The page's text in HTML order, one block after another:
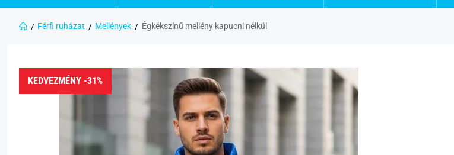
Férfi ruházat Mellények Égkékszínű mellény kapucni nélkül
KEDVEZMÉNY -31%